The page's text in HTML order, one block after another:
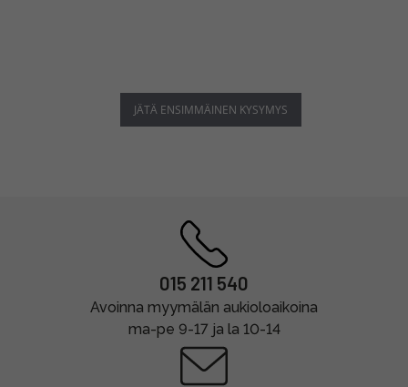
JÄTÄ ENSIMMÄINEN KYSYMYS
015 211 540
Avoinna myymälän aukioloaikoina
ma-pe 9-17 ja la 10-14